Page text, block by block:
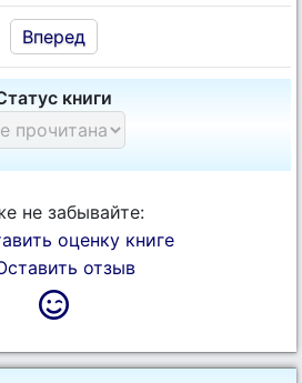
Вперед
книги
не забывайте:
оценку книге
отзыв